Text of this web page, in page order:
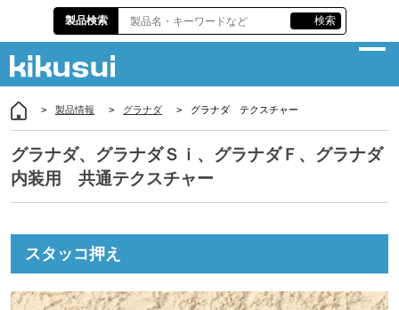
企業情報
サスティナビリティ
製品情報
各種資料
株主・投資家情報
製品検索 検索
製品情報 グラナダ グラナダ テクスチャー
グラナダ、グラナダＳｉ、グラナダＦ、グラナダ
内装用 共通テクスチャー
スタッコ押え